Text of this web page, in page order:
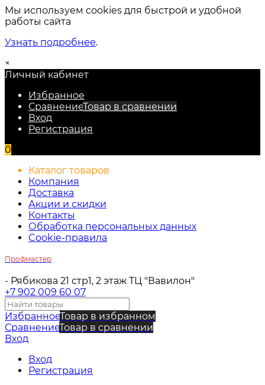
Мы используем cookies для быстрой и удобной
работы сайта
Узнать подробнее.
×
Личный кабинет
Избранное
СравнениеТовар в сравнении
Вход
Регистрация
0
Каталог товаров
Компания
Доставка
Акции и скидки
Контакты
Обработка персональных данных
Cookie-правила
Профмастер
- Рябикова 21 стр1, 2 этаж ТЦ "Вавилон"
+7 902 009 60 07
ИзбранноеТовар в избранном
СравнениеТовар в сравнении
Вход
Вход
Регистрация